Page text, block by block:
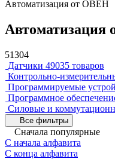
Автоматизация от ОВЕН
51304
Датчики 49035 товаров
Контрольно-
Программируемые
Программное
Силовые и
Все фильтры
Сначала популярные
С начала алфавита
С конца алфавита